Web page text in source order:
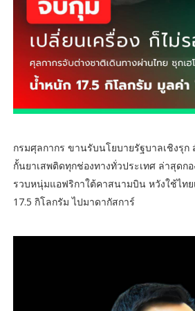
กรมศุลกากร ขานรับนโยบายรัฐบาลเชิงรุก
กั้นยาเสพติดทุกช่องทางทั่วประเทศ ล่าสุดก
รวบหนุ่มแอฟริกาใต้คาสนามบิน หวังใช้ไท
17.5 กิโลกรัม ไปมาดากัสการ์